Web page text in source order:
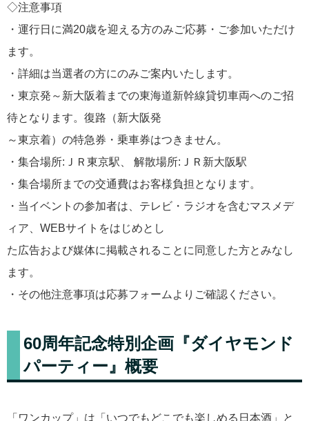
◇注意事項
・運行日に満20歳を迎える方のみご応募・ご参加いただけ
ます。
・詳細は当選者の方にのみご案内いたします。
・東京発～新大阪着までの東海道新幹線貸切車両へのご招
待となります。復路（新大阪発
～東京着）の特急券・乗車券はつきません。
・集合場所:ＪＲ東京駅、 解散場所:ＪＲ新大阪駅
・集合場所までの交通費はお客様負担となります。
・当イベントの参加者は、テレビ・ラジオを含むマスメデ
ィア、WEBサイトをはじめとし
た広告および媒体に掲載されることに同意した方とみなし
ます。
・その他注意事項は応募フォームよりご確認ください。
60周年記念特別企画『ダイヤモンド
パーティー』概要
「ワンカップ」は「いつでもどこでも楽しめる日本酒」と